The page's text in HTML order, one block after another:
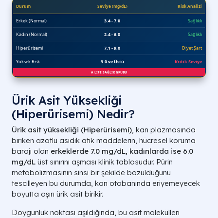
Ürik Asit Yüksekliği
(Hiperürisemi) Nedir?
Ürik asit yüksekliği (Hiperürisemi), kan plazmasında
biriken azotlu asidik atık maddelerin, hücresel koruma
barajı olan erkeklerde 7.0 mg/dL, kadınlarda ise 6.0
mg/dL üst sınırını aşması klinik tablosudur. Pürin
metabolizmasının sinsi bir şekilde bozulduğunu
tescilleyen bu durumda, kan otobanında eriyemeyecek
boyutta aşırı ürik asit birikir.
Doygunluk noktası aşıldığında, bu asit molekülleri